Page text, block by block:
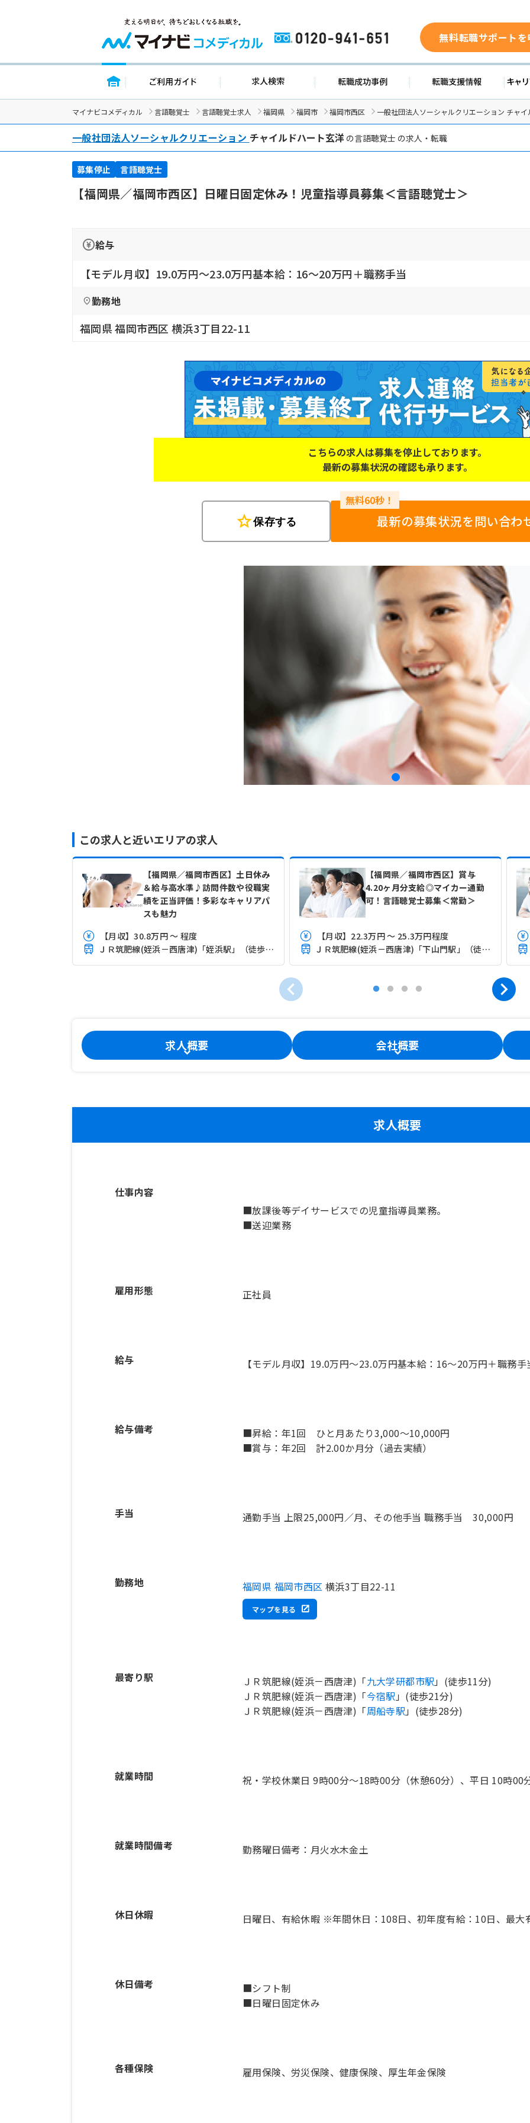
0120-941-651 無料転職サポート
トップページ ご利用ガイド 求人検索 転職成功事例 転職支
マイナビコメディカル 言語聴覚士 言語聴覚士求人 福岡県 福岡市 福岡市西区 一般社団法人ソーシャルクリエーション チャ
一般社団法人ソーシャルクリエーション チャイルドハート玄洋の言語聴覚士 の求人・転職
募集停止 言語聴覚士
【福岡県／福岡市西区】日曜日固定休み！児童指導員募集＜言語聴覚士＞
給与
【モデル月収】19.0万円〜23.0万円基本給：16～20万円＋職務手当
勤務地
福岡県 福岡市西区 横浜3丁目22-11
こちらの求人は募集を停止しております。
最新の募集状況の確認も承ります。
star保存する 最新の募集状況を問い合わ
この求人と近いエリアの求人
【福岡県／福岡市西区】土日休み
＆給与高水準♪訪問件数や役職実
績を正当評価！多彩なキャリアパ
スも魅力
【月収】30.8万円 ～ 程度
ＪＲ筑肥線(姪浜－西唐津)「姪浜駅」（徒歩20分）
【福岡県／福岡市西区】賞与
4.20ヶ月分支給◎マイカー通勤
可！言語聴覚士募集＜常勤＞
【月収】22.3万円 ～ 25.3万円程度
ＪＲ筑肥線(姪浜－西唐津)「下山門駅」（徒歩15分）
求人概要 会社概要
求人概要
仕事内容
■放課後等デイサービスでの児童指導員業務。
■送迎業務
雇用形態 正社員
給与 【モデル月収】19.0万円〜23.0万円基本給：16～20万円＋職務手
給与備考
■昇給：年1回 ひと月あたり3,000～10,000円
■賞与：年2回 計2.00か月分（過去実績）
手当 通勤手当 上限25,000円／月、その他手当 職務手当 30,000円
勤務地 福岡県 福岡市西区 横浜3丁目22-11
マップを見る
最寄り駅 ＪＲ筑肥線(姪浜－西唐津)「九大学研都市駅」(徒歩11分)
ＪＲ筑肥線(姪浜－西唐津)「今宿駅 」(徒歩21分)
ＪＲ筑肥線(姪浜－西唐津)「周船寺駅」(徒歩28分)
就業時間 祝・学校休業日 9時00分〜18時00分（休憩60分）、平日 10時00
就業時間備考
休日休暇 日曜日、有給休暇 ※年間休日：108日、初年度有給：10日、最大
休日備考
■シフト制
■日曜日固定休み
各種保険 雇用保険、労災保険、健康保険、厚生年金保険